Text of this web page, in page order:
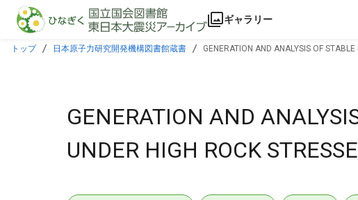
本文に飛ぶ
ギャラリー
トップ 日本原子力研究開発機構図書館蔵書 GENERATION AND ANALYSIS OF
GENERATION AND
UNDER HIGH ROCK